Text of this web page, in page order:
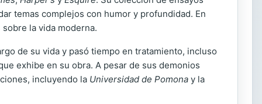
temas complejos con humor y profundidad. En
la vida moderna.
de su vida y pasó tiempo en tratamiento, incluso
exhibe en su obra. A pesar de sus demonios
incluyendo la Universidad de Pomona y la